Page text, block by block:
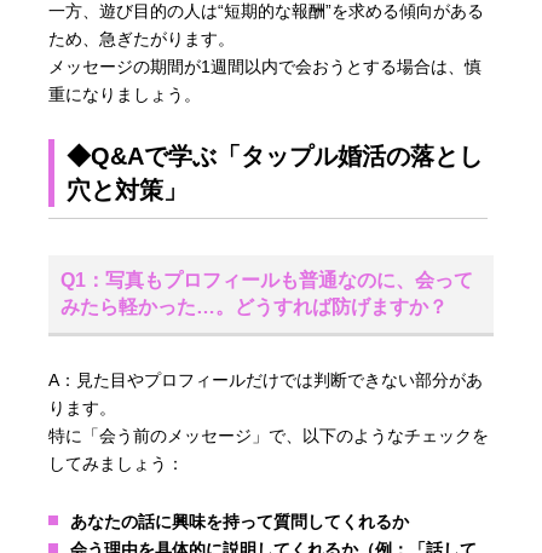
一方、遊び目的の人は“短期的な報酬”を求める傾向がある
ため、急ぎたがります。
メッセージの期間が1週間以内で会おうとする場合は、慎
重になりましょう。
◆Q&Aで学ぶ「タップル婚活の落とし
穴と対策」
Q1：写真もプロフィールも普通なのに、会って
みたら軽かった…。どうすれば防げますか？
A：見た目やプロフィールだけでは判断できない部分があ
ります。
特に「会う前のメッセージ」で、以下のようなチェックを
してみましょう：
あなたの話に興味を持って質問してくれるか